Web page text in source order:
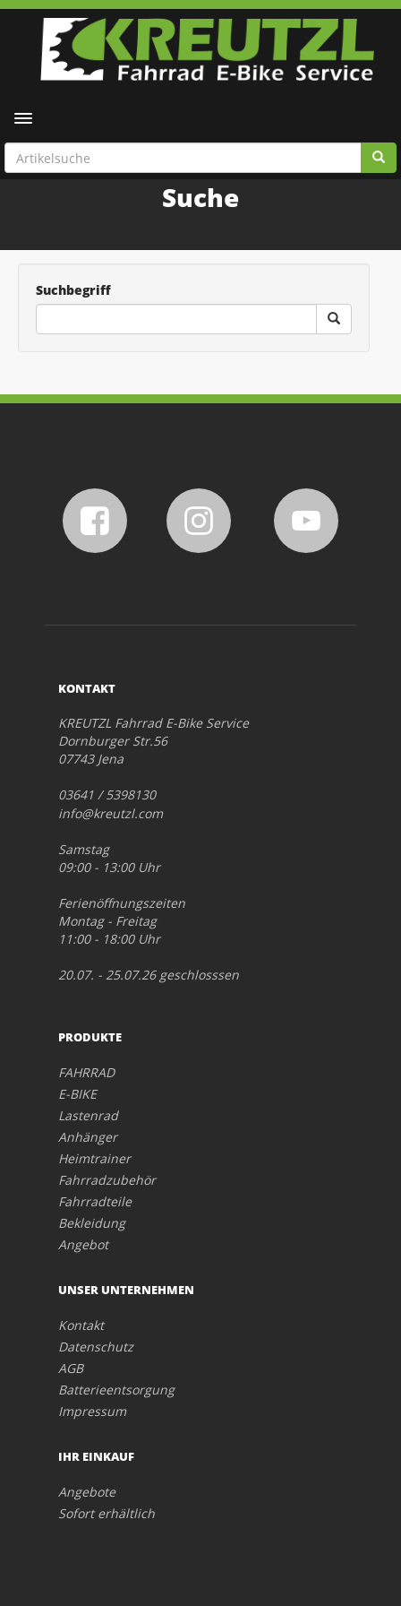
Toggle navigation
Suche
Suchbegriff
KONTAKT
KREUTZL Fahrrad E-Bike Service
Dornburger Str.56
07743 Jena
03641 / 5398130
info@kreutzl.com
Samstag
09:00 - 13:00 Uhr
Ferienöffnungszeiten
Montag - Freitag
11:00 - 18:00 Uhr
20.07. - 25.07.26 geschlosssen
PRODUKTE
FAHRRAD
E-BIKE
Lastenrad
Anhänger
Heimtrainer
Fahrradzubehör
Fahrradteile
Bekleidung
Angebot
UNSER UNTERNEHMEN
Kontakt
Datenschutz
AGB
Batterieentsorgung
Impressum
IHR EINKAUF
Angebote
Sofort erhältlich